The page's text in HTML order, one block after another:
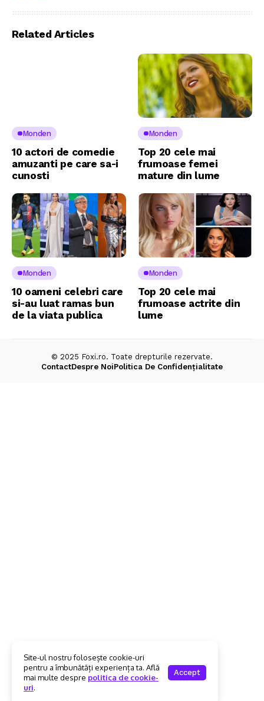
Related Articles
Monden
10 actori de comedie
amuzanti pe care sa-i
cunosti
Monden
Top 20 cele mai
frumoase femei
mature din lume
Monden
10 oameni celebri care
si-au luat ramas bun
de la viata publica
Monden
Top 20 cele mai
frumoase actrite din
lume
© 2025 Foxi.ro. Toate drepturile rezervate.
ContactDespre NoiPolitica De Confidențialitate
Site-ul nostru folosește cookie-uri
pentru a îmbunătăți experiența ta. Află
mai multe despre politica de cookie-
uri.
Accept